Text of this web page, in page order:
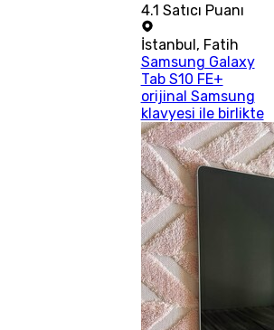
4.1 Satıcı Puanı
İstanbul, Fatih
Samsung Galaxy
Tab S10 FE+
orijinal Samsung
klavyesi ile birlikte